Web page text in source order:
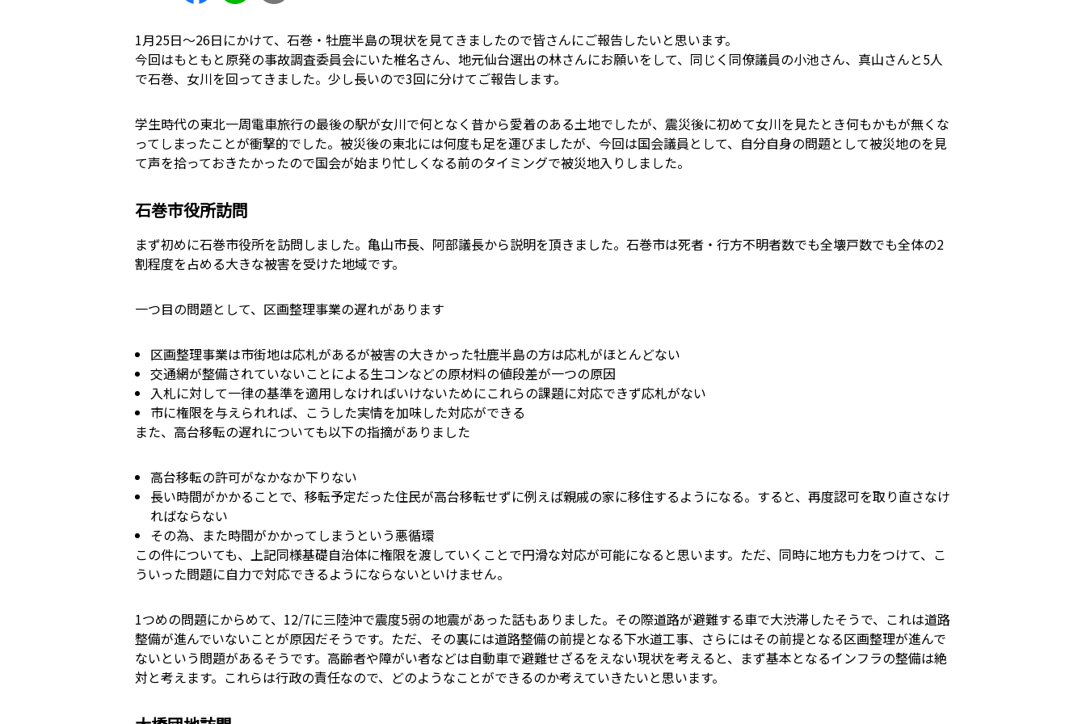
1月25日～26日にかけて、石巻・牡鹿半島の現状を見てきましたので皆さんにご報告したいと思います。
今回はもともと原発の事故調査委員会にいた椎名さん、地元仙台選出の林さんにお願いをして、同じく同僚議員の小池さん、真山さんと5人
で石巻、女川を回ってきました。少し長いので3回に分けてご報告します。
学生時代の東北一周電車旅行の最後の駅が女川で何となく昔から愛着のある土地でしたが、震災後に初めて女川を見たとき何もかもが無くな
ってしまったことが衝撃的でした。被災後の東北には何度も足を運びましたが、今回は国会議員として、自分自身の問題として被災地のを見
て声を拾っておきたかったので国会が始まり忙しくなる前のタイミングで被災地入りしました。
石巻市役所訪問
まず初めに石巻市役所を訪問しました。亀山市長、阿部議長から説明を頂きました。石巻市は死者・行方不明者数でも全壊戸数でも全体の2
割程度を占める大きな被害を受けた地域です。
一つ目の問題として、区画整理事業の遅れがあります
区画整理事業は市街地は応札があるが被害の大きかった牡鹿半島の方は応札がほとんどない
交通網が整備されていないことによる生コンなどの原材料の値段差が一つの原因
入札に対して一律の基準を適用しなければいけないためにこれらの課題に対応できず応札がない
市に権限を与えられれば、こうした実情を加味した対応ができる
また、高台移転の遅れについても以下の指摘がありました
高台移転の許可がなかなか下りない
長い時間がかかることで、移転予定だった住民が高台移転せずに例えば親戚の家に移住するようになる。すると、再度認可を取り直さなけ
ればならない
その為、また時間がかかってしまうという悪循環
この件についても、上記同様基礎自治体に権限を渡していくことで円滑な対応が可能になると思います。ただ、同時に地方も力をつけて、こ
ういった問題に自力で対応できるようにならないといけません。
1つめの問題にからめて、12/7に三陸沖で震度5弱の地震があった話もありました。その際道路が避難する車で大渋滞したそうで、これは道路
整備が進んでいないことが原因だそうです。ただ、その裏には道路整備の前提となる下水道工事、さらにはその前提となる区画整理が進んで
ないという問題があるそうです。高齢者や障がい者などは自動車で避難せざるをえない現状を考えると、まず基本となるインフラの整備は絶
対と考えます。これらは行政の責任なので、どのようなことができるのか考えていきたいと思います。